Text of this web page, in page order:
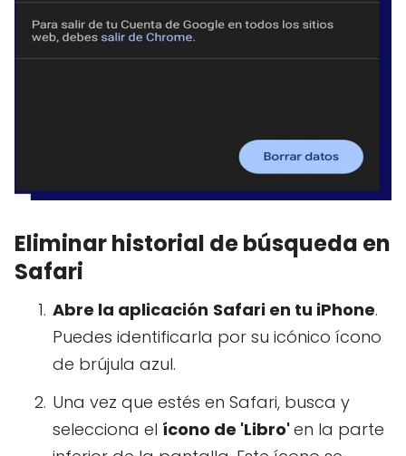
Eliminar historial de búsqueda en
Safari
Abre la aplicación Safari en tu iPhone.
Puedes identificarla por su icónico ícono
de brújula azul.
Una vez que estés en Safari, busca y
selecciona el ícono de 'Libro'en la parte